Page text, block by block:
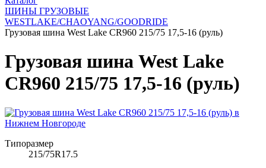
ШИНЫ ГРУЗОВЫЕ
WESTLAKE/CHAOYANG/GOODRIDE
Грузовая шина West Lake CR960 215/75 17,5-16 (руль)
Грузовая шина West Lake
CR960 215/75 17,5-16 (руль)
Типоразмер
215/75R17.5